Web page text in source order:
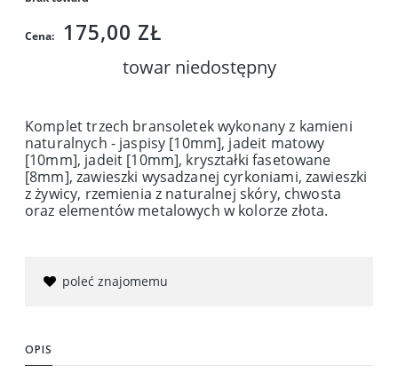
Cena: 175,00 ZŁ
towar niedostępny
Komplet trzech bransoletek wykonany z kamieni
naturalnych - jaspisy [10mm], jadeit matowy
[10mm], jadeit [10mm], kryształki fasetowane
[8mm], zawieszki wysadzanej cyrkoniami, zawieszki
z żywicy, rzemienia z naturalnej skóry, chwosta
oraz elementów metalowych w kolorze złota.
poleć znajomemu
OPIS